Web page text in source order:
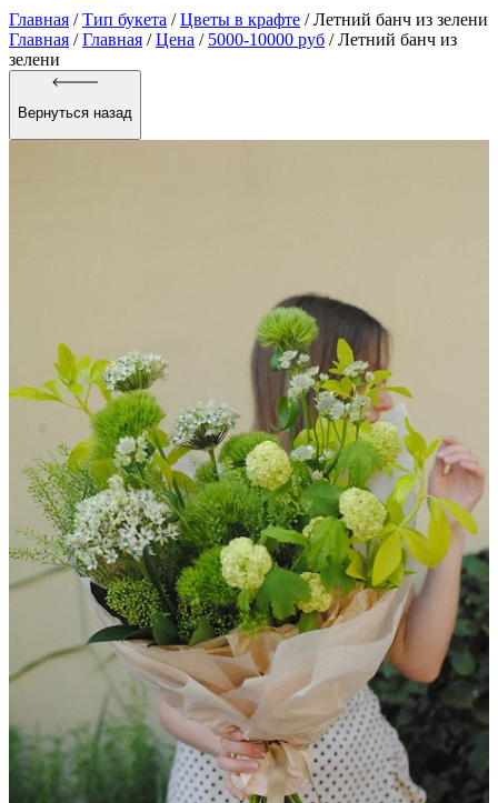
Главная / Тип букета / Цветы в крафте / Летний банч из зелени
Главная /Главная /Цена / 5000-10000 руб / Летний банч из
зелени
Вернуться назад